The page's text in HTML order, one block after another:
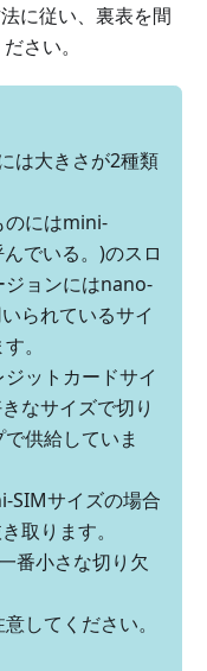
に従い、裏表を間
さい。
は大きさが2種類
のにはmini-
でいる。)のスロ
ジョンにはnano-
られているサイ
。
ットカードサイ
なサイズで切り
供給していま
SIMサイズの場合
取ります。
番小さな切り欠
してください。